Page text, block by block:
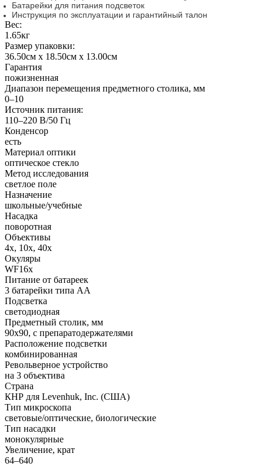
Батарейки для питания подсветок
Инструкция по эксплуатации и гарантийный талон
Вес:
1.65кг
Размер упаковки:
36.50см x 18.50см x 13.00см
Гарантия
пожизненная
Диапазон перемещения предметного столика, мм
0–10
Источник питания:
110–220 В/50 Гц
Конденсор
есть
Материал оптики
оптическое стекло
Метод исследования
светлое поле
Назначение
школьные/учебные
Насадка
поворотная
Объективы
4х, 10х, 40х
Окуляры
WF16х
Питание от батареек
3 батарейки типа АА
Подсветка
светодиодная
Предметный столик, мм
90x90, с препаратодержателями
Расположение подсветки
комбинированная
Револьверное устройство
на 3 объектива
Страна
КНР для Levenhuk, Inc. (США)
Тип микроскопа
световые/оптические, биологические
Тип насадки
монокулярные
Увеличение, крат
64–640